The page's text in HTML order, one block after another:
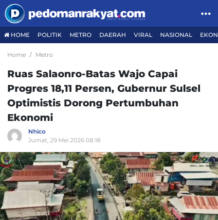
HOME POLITIK METRO DAERAH VIRAL NASIONAL
Home Metro
Ruas Salaonro-Batas Wajo Capai
Progres 18,11 Persen, Gubernur Sulsel
Optimistis Dorong Pertumbuhan
Ekonomi
Nhico
Jumat, 29 Mei 2026 08:18